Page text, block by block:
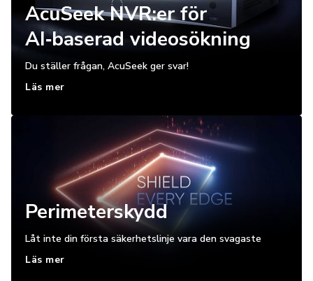
AcuSeek NVR:er för
AI‑baserad videosökning
Du ställer frågan, AcuSeek ger svar!
Läs mer
Perimeterskydd
Låt inte din första säkerhetslinje vara den svagaste
Läs mer